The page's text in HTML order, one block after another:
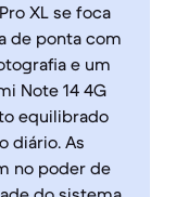
XL se foca
de ponta com
e um
Note 14 4G
equilibrado
diário. As
no poder de